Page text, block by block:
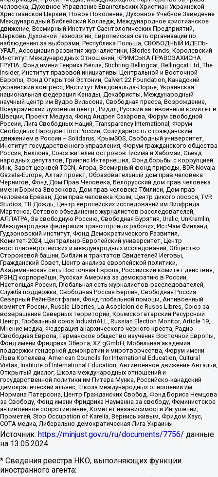
человека, Духовное Управление Евангельских Христиан Украинской
Христианской Церкви, Новое Поколение, Духовное Учебное Заведение
Международный Библейский Колледж, Международное христианское
движение, Всемирный Институт Саентологических Предприятий,
Церковь Духовной Технологии, Европейская сеть организаций по
наблюдению за выборами, Республика Польша, СВОБОДНЫЙ ИДЕЛЬ-
УРАЛ, Ассоциация развития журналистики, IStories fonds, Королевский
Институт Международных Отношений, КРИМСЬКА ПРАВОЗАХИСНА
ГРУПА, Фонд имени Генриха Бёлля, Stichting Bellingcat, Bellingcat Ltd, The
Insider, Институт правовой инициативы Центральной и Восточной
Европы, Фонд Открытой Эстонии, Calvert 22 Foundation, Канадский
украинский конгресс, Институт Макдональда-Лорье, Украинская
национальная федерация Канады, Декабристы, Международный
научный центр им Вудро Вильсона, Свободная пресса, Возрождение,
Всеукраинский духовный центр , Риддл, Русский антивоенный комитет в
Швеции, Проект Медуза, Фонд Андрея Сахарова, Форум свободной
России, Лига Свободных Наций, Transparеncy International, Форум
Свободных Народов ПостРоссии, Солидарность с гражданским
движением в России – Solidarus, КрымSOS, Свободный университет,
Институт государственного управления, Форум гражданского общества
Россия, Беллона, Союз жителей островов Тисима и Хабомаи, Съезд
народных депутатов, Гринпис Интернешнл, Фонд борьбы с коррупцией
Инк, Завет церквей TCCN, Агора, Всемирный фонд природы, BDR Novaja
Gazeta-Europe, Алтай проект, Образовательный дом прав человека
Чернигов, Фонд Дом Прав Человека, Белорусский дом прав человека
имени Бориса Звозскова, Дом прав человека Тбилиси, Дом прав
человека Ереван, Дом прав человека Крым, Центр дикого лосося, TVR
Studios, ТВ Дождь, Центр европейских исследований им Вилфрида
Мартенса, Сетевое объединение журналистов расследователей,
АЛЛАТРА, За свободную Россию, Свободная Бурятия, Uralic, UnKremlin,
Международная федерация транспортных рабочих, ИстЧам Финланд,
Гудзоновский институт, Фонд Демократического Развития,
Комитет-2024, Центрально-Европейский университет, Центр
восточноевропейских и международных исследований, Общество
Сторожевой башни, Библии и трактатов Свидетелей Иеговы,
Гражданский Совет, Центр анализа европейской политики,
Академическая сеть Восточная Европа, Российский комитет действия,
РЭНД корпорейшн, Русская Америка за демократию в России,
Настоящая Россия, Глобальная сеть журналистов-расследователей,
Служба поддержки, Свободная Россия Берлин, Свободная Россия
Северный Рейн-Вестфалия, Фонд глобальной помощи, Антивоенный
комитет России, Russie-Libertes, La Asocicion de Rusos Libres, Союз за
возвращение Северных территорий, Крымскотатарский Ресурсный
Центр, Глобальный союз IndustriALL, Russian Election Monitor, Article 19,
Мнение медиа, Федерация анархического черного креста, Радио
Свободная Европа, Германское общество изучения Восточной Европы,
Фонд имени Фридриха Эберта, XZ gGmbH, Мобильная академия
поддержки гендерной демократии и миротворчества, Форум имени
Льва Копелева, American Councils for International Education, Cultural
Vistas, Institute of International Education, Антивоенное движение Антальи,
Открытый диалог, Школа международных отношений и
государственной политики им Питера Мунка, Российско-канадский
демократический альянс, Школа международных отношений им
Нормана Патерсона, Центр Гражданских Свобод, Фонд Бориса Немцова
за Свободу, Фонд имени Фридриха Науманна за свободу, Феминистское
антивоенное сопротивление, Комитет независимости Ингушетии,
Прометей, Stop Occupation of Karelia, Вернись живым, Фридом Хаус,
СОТА медиа, Либерально-демократическая Лига Украины
Источник: https://minjust.gov.ru/ru/documents/7756/ данные
на 13.05.2024
* Сведения реестра НКО, выполняющих функции
иностранного агента: